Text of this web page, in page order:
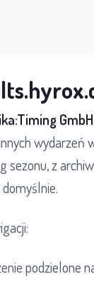
GmbH
wydarzeń
sezonu, z
podzielone